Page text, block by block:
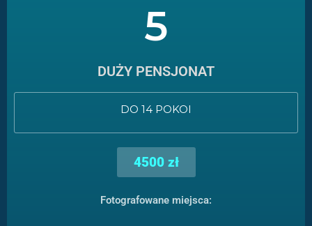
5
DUŻY PENSJONAT
DO 14 POKOI
4500 zł
Fotografowane miejsca: